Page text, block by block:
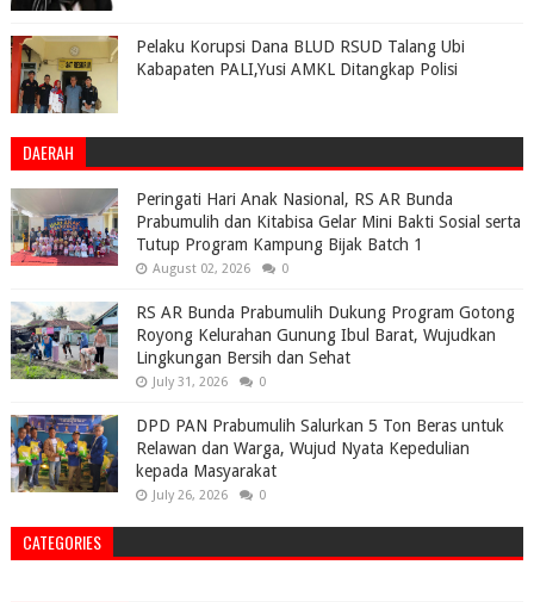
Pelaku Korupsi Dana BLUD RSUD Talang Ubi
Kabapaten PALI,Yusi AMKL Ditangkap Polisi
DAERAH
Peringati Hari Anak Nasional, RS AR Bunda
Prabumulih dan Kitabisa Gelar Mini Bakti Sosial serta
Tutup Program Kampung Bijak Batch 1
August 02, 2026 0
RS AR Bunda Prabumulih Dukung Program Gotong
Royong Kelurahan Gunung Ibul Barat, Wujudkan
Lingkungan Bersih dan Sehat
July 31, 2026 0
DPD PAN Prabumulih Salurkan 5 Ton Beras untuk
Relawan dan Warga, Wujud Nyata Kepedulian
kepada Masyarakat
July 26, 2026 0
CATEGORIES